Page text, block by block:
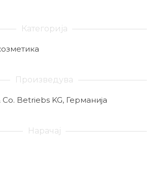
Категорија
Произведува
Betriebs KG, Германија
Нарачај